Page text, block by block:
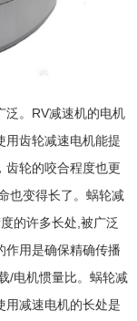
泛。RV减速机的电机
用齿轮减速电机能提
齿轮的咬合程度也更
也变得长了。蜗轮减
的许多长处,被广泛
作用是确保精确传播
/电机惯量比。蜗轮减
用减速电机的长处是